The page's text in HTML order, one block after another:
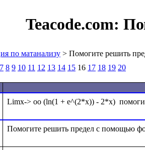
Teacode.com:
по матанализу > Помогите решить
7 8 9 10 11 12 13 14 15 16 17 18 19 20